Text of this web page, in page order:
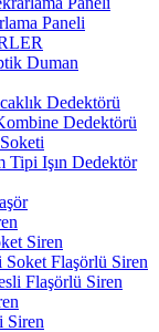
Paneli
Duman
Dedektörü
Dedektörü
Işın Dedektör
Siren
Flaşörlü Siren
Flaşörlü Siren
Siren